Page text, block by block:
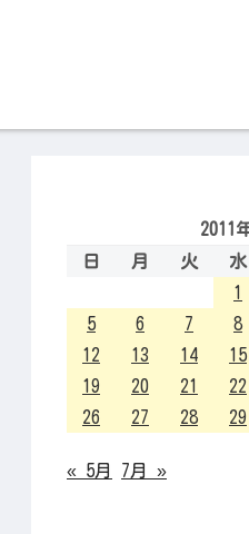
2011
日
月 火 水
1
5
6 7 8
12
13 14 15
19
20 21 22
26
27 28 29
« 5月 7月 »